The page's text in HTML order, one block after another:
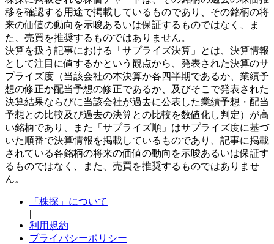
移を確認する用途で掲載しているものであり、その銘柄の将
来の価値の動向を示唆あるいは保証するものではなく、ま
た、売買を推奨するものではありません。
決算を扱う記事における「サプライズ決算」とは、決算情報
として注目に値するかという観点から、発表された決算のサ
プライズ度（当該会社の本決算か各四半期であるか、業績予
想の修正か配当予想の修正であるか、及びそこで発表された
決算結果ならびに当該会社が過去に公表した業績予想・配当
予想との比較及び過去の決算との比較を数値化し判定）が高
い銘柄であり、また「サプライズ順」はサプライズ度に基づ
いた順番で決算情報を掲載しているものであり、記事に掲載
されている各銘柄の将来の価値の動向を示唆あるいは保証す
るものではなく、また、売買を推奨するものではありませ
ん。
「株探」について
|
利用規約
プライバシーポリシー